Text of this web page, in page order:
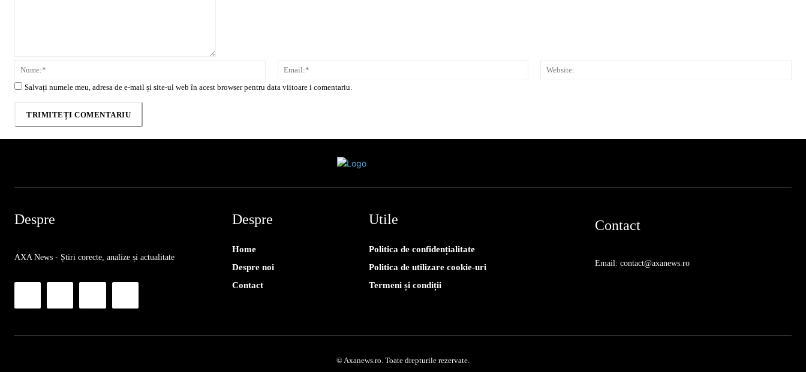
Nume:* Email:*
Salvați numele meu, adresa de e-mail și site-ul web în acest browser pentru data viitoare i comentariu.
Despre
AXA News - Știri corecte, analize și actualitate
Despre
Home
Despre noi
Contact
Utile
Politica de confidențialitate
Politica de utilizare cookie-uri
Termeni și condiții
Contact
Email: contact@axanews.ro
© Axanews.ro. Toate drepturile rezervate.